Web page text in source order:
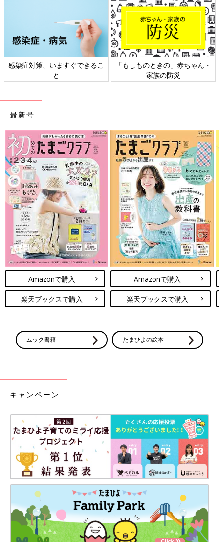
私は入った時点で3ポイント所持。3年間で3ポイント消化させな
ければいけないのです。
多ポイントを持ってる他の先輩ママさん達は、上のお子さんがい
て園を何年も過ごしているので、どの役員がどういう仕事なのか
どのくらい仕事があるのかをだいたい分かってらっしゃるのです
ら1年目は様子を見よう…」という方が多かったのですが、私は
それが許されなかったのです。
何もかも知らずに最初から3ポイントを持っているので、何だか
よく分からない、何がどういう仕事か全く分からないけどとにか
く何かやらないといけない…。
我が家は旦那が単身赴任で両実家遠方。ワンオペで三つ子育児な
のです。そんな中、3年間役員をしなきゃいけないなんて…。
まわりのママさん達はほぼ全員「それって絶対おかしいよ！」と
言ってくれます。
勇気を出して先生方にお話してみよう！助けてくださいって言っ
てみよう！
次回、先生にお話をしてみるお話です。お楽しみに！
関連：三つ子、ついに入園！～登園編～
[宮瀬とまと]
2012年産まれ三つ子のお母さん。
まわりに助けてもらいながらなんとか三つ子育児中☆
Twitter @mitsugobiyori
インスタグラム @mitsugobiyori
前の話
[三つ子まみれな毎日
#58]三つ子と外出。
通りすがりのパパさ
んにモヤモヤ
一覧
次の話
[三つ子まみれな毎日
#60]三つ子とPTA ～先
生に助けを求めよう～
感染症対策、いますぐできるこ
と
「もしものときの」赤ちゃん・
家族の防災
最新号
Amazonで購入
楽天ブックスで購入
Amazonで購入
楽天ブックスで購入
ムック書籍 たまひよの絵本
キャンペーン